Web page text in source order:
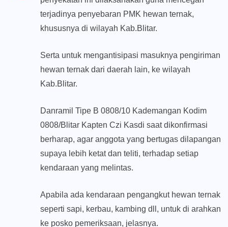
terjadinya penyebaran PMK hewan ternak,
khususnya di wilayah Kab.Blitar.
Serta untuk mengantisipasi masuknya pengiriman
hewan ternak dari daerah lain, ke wilayah
Kab.Blitar.
Danramil Tipe B 0808/10 Kademangan Kodim
0808/Blitar Kapten Czi Kasdi saat dikonfirmasi
berharap, agar anggota yang bertugas dilapangan
supaya lebih ketat dan teliti, terhadap setiap
kendaraan yang melintas.
Apabila ada kendaraan pengangkut hewan ternak
seperti sapi, kerbau, kambing dll, untuk di arahkan
ke posko pemeriksaan, jelasnya.